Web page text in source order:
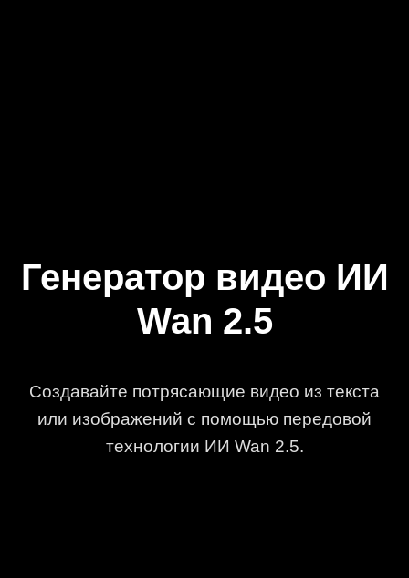
Генератор видео ИИ
Wan 2.5
Создавайте потрясающие видео из текста
или изображений с помощью передовой
технологии ИИ Wan 2.5.